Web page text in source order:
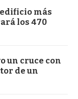
más
los 470
un cruce con
de un